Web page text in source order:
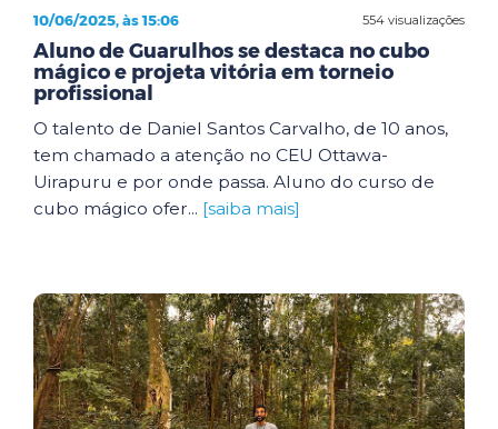
554 visualizações
10/06/2025, às 15:06
Aluno de Guarulhos se destaca no cubo
mágico e projeta vitória em torneio
profissional
O talento de Daniel Santos Carvalho, de 10 anos,
tem chamado a atenção no CEU Ottawa-
Uirapuru e por onde passa. Aluno do curso de
cubo mágico ofer... [saiba mais]